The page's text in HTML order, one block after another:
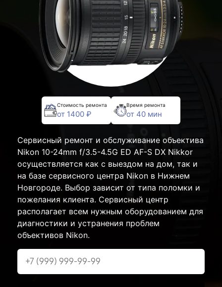
Стоимость ремонта
от 1400 ₽
Время ремонта
от 40 мин
Сервисный ремонт и обслуживание объектива
Nikon 10-24mm f/3.5-4.5G ED AF-S DX Nikkor
осуществляется как с выездом на дом, так и
на базе сервисного центра Nikon в Нижнем
Новгороде. Выбор зависит от типа поломки и
пожелания клиента. Сервисный центр
располагает всем нужным оборудованием для
диагностики и устранения проблем
объективов Nikon.